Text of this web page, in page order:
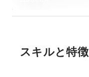
スキルと特徴